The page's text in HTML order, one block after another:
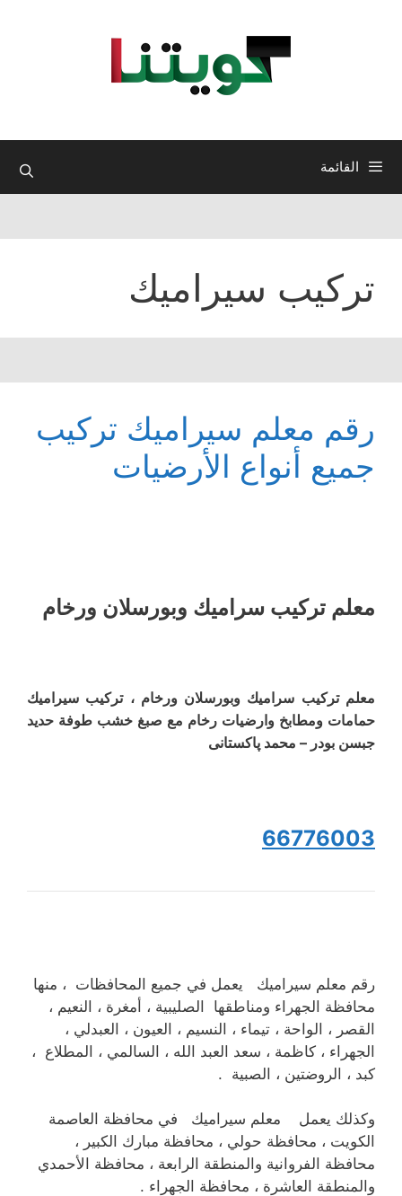
القائمة
تركيب سيراميك
رقم معلم سيراميك تركيب
جميع أنواع الأرضيات
معلم ترکیب سرامیك وبورسلان ورخام
معلم ترکیب سرامیك وبورسلان ورخام ، تركيب سيراميك
حمامات ومطابخ وارضیات رخام مع صبغ خشب طوفة حدید
جبسن بودر – محمد پاکستانی
66776003
رقم معلم سيراميك يعمل في جميع المحافظات ، منها
محافظة الجهراء ومناطقها الصليبية ، أمغرة ، النعيم ،
القصر ، الواحة ، تيماء ، النسيم ، العيون ، العبدلي ،
الجهراء ، كاظمة ، سعد العبد الله ، السالمي ، المطلاع ،
كبد ، الروضتين ، الصبية .
وكذلك يعمل معلم سيراميك في محافظة العاصمة
الكويت ، محافظة حولي ، محافظة مبارك الكبير ،
محافظة الفروانية والمنطقة الرابعة ، محافظة الأحمدي
والمنطقة العاشرة ، محافظة الجهراء .